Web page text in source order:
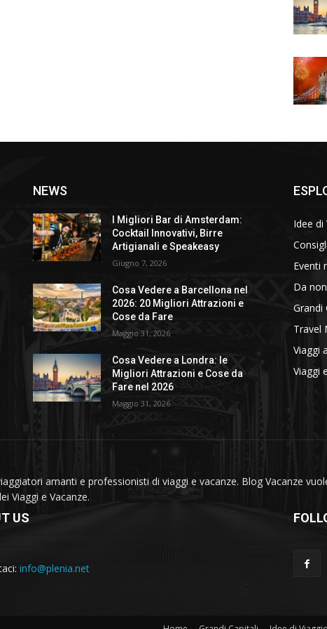
NEWS
I Migliori Bar di Amsterdam:
Cocktail Innovativi, Birre
Artigianali e Speakeasy
Giugno 7, 2026
Cosa Vedere a Barcellona nel
2026: 20 Migliori Attrazioni e
Cose da Fare
Maggio 31, 2026
Cosa Vedere a Londra: le
Migliori Attrazioni e Cose da
Fare nel 2026
Maggio 31, 2026
Idee di
Eventi
Da
Grandi
Travel
Viaggi
Viaggi
amanti e professionisti di viaggi e vacanze. Blog Vacanze
Viaggi e Vacanze.
US
info@plenia.net